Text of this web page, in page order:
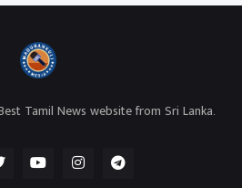
Tamil News website from Sri Lanka.